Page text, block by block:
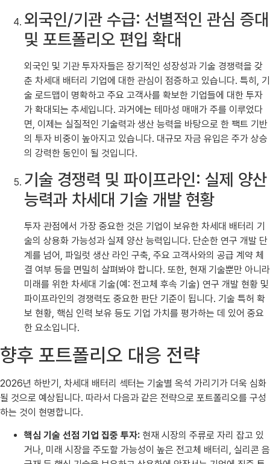
외국인/기관 수급: 선별적인 관심 증대
및 포트폴리오 편입 확대
외국인 및 기관 투자자들은 장기적인 성장성과 기술 경쟁력을 갖
춘 차세대 배터리 기업에 대한 관심이 점증하고 있습니다. 특히, 기
술 로드맵이 명확하고 주요 고객사를 확보한 기업들에 대한 투자
가 확대되는 추세입니다. 과거에는 테마성 매매가 주를 이루었다
면, 이제는 실질적인 기술력과 생산 능력을 바탕으로 한 팩트 기반
의 투자 비중이 높아지고 있습니다. 대규모 자금 유입은 주가 상승
의 강력한 동인이 될 것입니다.
기술 경쟁력 및 파이프라인: 실제 양산
능력과 차세대 기술 개발 현황
투자 관점에서 가장 중요한 것은 기업이 보유한 차세대 배터리 기
술의 상용화 가능성과 실제 양산 능력입니다. 단순한 연구 개발 단
계를 넘어, 파일럿 생산 라인 구축, 주요 고객사와의 공급 계약 체
결 여부 등을 면밀히 살펴봐야 합니다. 또한, 현재 기술뿐만 아니라
미래를 위한 차세대 기술(예: 전고체 후속 기술) 연구 개발 현황 및
파이프라인의 경쟁력도 중요한 판단 기준이 됩니다. 기술 특허 확
보 현황, 핵심 인력 보유 등도 기업 가치를 평가하는 데 있어 중요
한 요소입니다.
향후 포트폴리오 대응 전략
2026년 하반기, 차세대 배터리 섹터는 기술별 옥석 가리기가 더욱 심화
될 것으로 예상됩니다. 따라서 다음과 같은 전략으로 포트폴리오를 구성
하는 것이 현명합니다.
핵심 기술 선점 기업 집중 투자: 현재 시장의 주류로 자리 잡고 있
거나, 미래 시장을 주도할 가능성이 높은 전고체 배터리, 실리콘 음